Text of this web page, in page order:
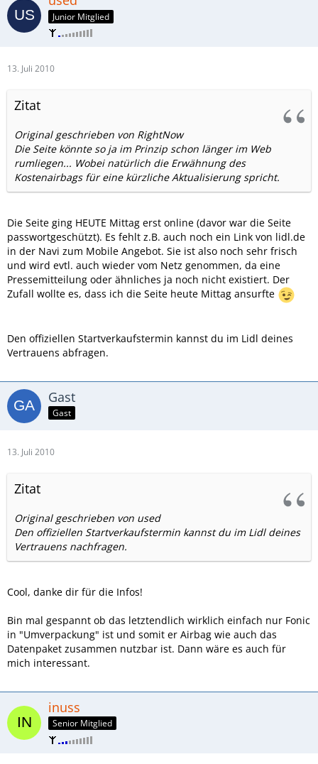
Junior Mitglied
13. Juli 2010
Zitat
Original geschrieben von RightNow
Die Seite könnte so ja im Prinzip schon länger im Web
rumliegen... Wobei natürlich die Erwähnung des
Kostenairbags für eine kürzliche Aktualisierung spricht.
Die Seite ging HEUTE Mittag erst online (davor war die Seite
passwortgeschützt). Es fehlt z.B. auch noch ein Link von lidl.de
in der Navi zum Mobile Angebot. Sie ist also noch sehr frisch
und wird evtl. auch wieder vom Netz genommen, da eine
Pressemitteilung oder ähnliches ja noch nicht existiert. Der
Zufall wollte es, dass ich die Seite heute Mittag ansurfte
Den offiziellen Startverkaufstermin kannst du im Lidl deines
Vertrauens abfragen.
Gast
Gast
13. Juli 2010
Zitat
Original geschrieben von used
Den offiziellen Startverkaufstermin kannst du im Lidl deines
Vertrauens nachfragen.
Cool, danke dir für die Infos!
Bin mal gespannt ob das letztendlich wirklich einfach nur Fonic
in "Umverpackung" ist und somit er Airbag wie auch das
Datenpaket zusammen nutzbar ist. Dann wäre es auch für
mich interessant.
inuss
Senior Mitglied